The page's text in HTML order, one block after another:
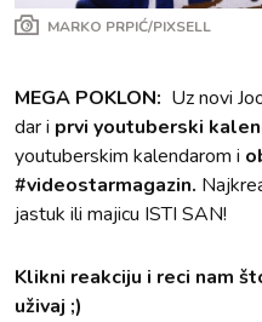
MARKO PRPIĆ/PIXSELL
MEGA POKLON: Uz novi
dar i prvi youtuberski
youtuberskim kalendarom i
#videostarmagazin.
jastuk ili majicu ISTI SAN!
Klikni reakciju i reci nam
uživaj ;)